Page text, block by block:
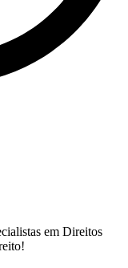
em Direitos